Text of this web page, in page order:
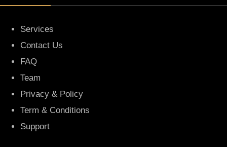
Services
Contact Us
FAQ
Team
Privacy & Policy
Term & Conditions
Support